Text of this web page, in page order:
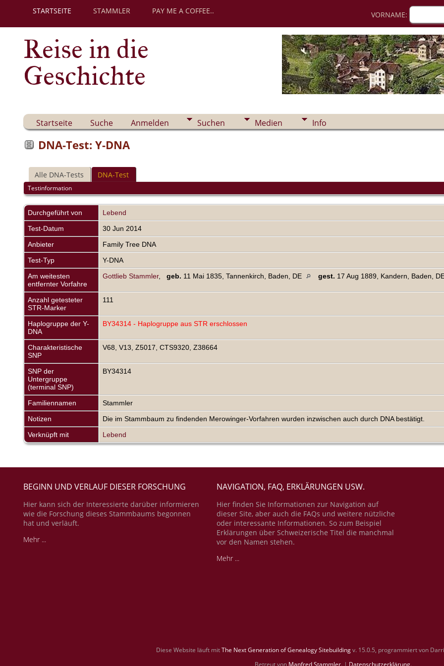
STARTSEITE STAMMLER PAY ME A COFFEE.. VORNAME:
Reise in die
Geschichte
Startseite Suche Anmelden Suchen Medien Info
DNA-Test: Y-DNA
Alle DNA-Tests DNA-Test
Testinformation
Durchgeführt von
Lebend
Test-Datum
30 Jun 2014
Anbieter
Family Tree DNA
Test-Typ
Y-DNA
Am weitesten
entfernter Vorfahre
Gottlieb Stammler, geb. 11 Mai 1835, Tannenkirch, Baden, DE gest. 17 Aug 1889, Kandern, Baden,
Anzahl getesteter
STR-Marker
111
Haplogruppe der Y-
DNA
BY34314 - Haplogruppe aus STR erschlossen
Charakteristische
SNP
V68, V13, Z5017, CTS9320, Z38664
SNP der
Untergruppe
(terminal SNP)
BY34314
Familiennamen
Stammler
Notizen
Die im Stammbaum zu findenden Merowinger-Vorfahren wurden inzwischen auch durch DNA bestätigt.
Verknüpft mit
Lebend
BEGINN UND VERLAUF DIESER FORSCHUNG
Hier kann sich der Interessierte darüber informieren
wie die Forschung dieses Stammbaums begonnen
hat und verläuft.
Mehr ...
NAVIGATION, FAQ, ERKLÄRUNGEN USW.
Hier finden Sie Informationen zur Navigation auf
dieser Site, aber auch die FAQs und weitere nützliche
oder interessante Informationen. So zum Beispiel
Erklärungen über Schweizerische Titel die manchmal
vor den Namen stehen.
Mehr ...
Diese Website läuft mitThe Next Generation of Genealogy Sitebuildingv. 15.0.5, programmiert von